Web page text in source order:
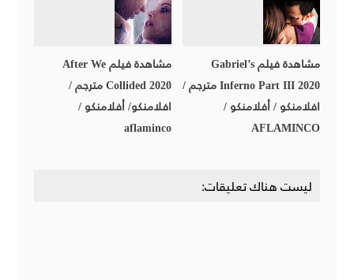
مشاهدة فيلم After We
Collided 2020 مترجم /
افلامنكو/ أفلامنكو /
aflaminco
مشاهدة فيلم Gabriel’s
Inferno Part III 2020 مترجم /
افلامنكو / أفلامنكو /
AFLAMINCO
ليست هناك تعليقات: